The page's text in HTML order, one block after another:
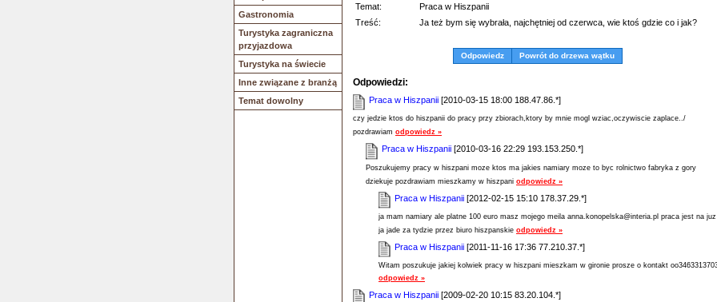
Gastronomia
Turystyka zagraniczna
przyjazdowa
Turystyka na świecie
Inne związane z branżą
Temat dowolny
Temat:
Praca w Hiszpanii
Treść:
Ja też bym się wybrała, najchętniej od czerwca, wie ktoś gdzie co i jak?
Odpowiedz Powrót do drzewa wątku
Odpowiedzi:
Praca w Hiszpanii [2010-03-15 18:00 188.47.86.*]
czy jedzie ktos do hiszpanii do pracy przy zbiorach,ktory by mnie mogl wziac,oczywiscie zaplace../
pozdrawiam odpowiedz »
Praca w Hiszpanii [2010-03-16 22:29 193.153.250.*]
Poszukujemy pracy w hiszpani moze ktos ma jakies namiary moze to byc rolnictwo fabryka z gory
dziekuje pozdrawiam mieszkamy w hiszpani odpowiedz »
Praca w Hiszpanii [2012-02-15 15:10 178.37.29.*]
ja mam namiary ale platne 100 euro masz mojego meila anna.konopelska@interia.pl praca jest na juz
ja jade za tydzie przez biuro hiszpanskie odpowiedz »
Praca w Hiszpanii [2011-11-16 17:36 77.210.37.*]
Witam poszukuje jakiej kolwiek pracy w hiszpani mieszkam w gironie prosze o kontakt
odpowiedz »
Praca w Hiszpanii [2009-02-20 10:15 83.20.104.*]